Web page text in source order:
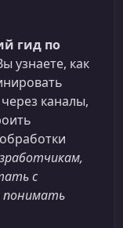
гид по
узнаете, как
каналы,
с
понимать